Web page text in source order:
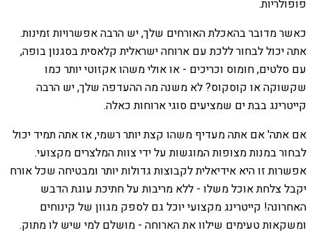
פופולריות.
כאשר מדובר בהאכלת האורחים שלך, יש הרבה אפשרויות זמינות.
אתה יכול לבחור ללכת עם ארוחה ישראלית קלאסית בסגנון בופה,
עם סלטים, חומוס וכריכים - או אולי משהו אקזוטי יותר כמו
שקשוקה או קוסקוס? לא משנה מה ההעדפה שלך, יש הרבה
קייטרינג בבת ים שמציעים סוגי ארוחות כאלה.
אם אתה' אם אתה מעדיף משהו קצת יותר רשמי, אז אתה תמיד יכול
לבחור במנות מצופות המוגשות על ידי צוות המלצרים מקצועי.
אפשרות זו היא אידיאלית לקבוצות גדולות יותר ומבטיחה שכל אורח
יקבל צלחת אוכל משלו - ללא מריבות על חתיכת עוגת הדבש
האחרונה! קייטרינג מקצועי יוכל גם לספק מגוון של קינוחים
ומשקאות טעימים שילוו את הארוחה - מושלם למי שיש לו מתוק.